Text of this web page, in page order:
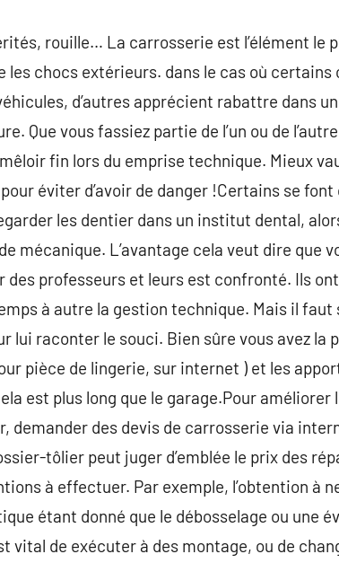
rouille… La carrosserie est l’élément le
les chocs extérieurs. dans le cas où
d’autres apprécient rabattre dans
Que vous fassiez partie de l’un ou de
fin lors du emprise technique. Mieux
éviter d’avoir de danger !Certains se font
les dentier dans un institut dental,
mécanique. L’avantage cela veut dire que
des professeurs et leurs est confronté. Ils
à autre la gestion technique. Mais il faut
lui raconter le souci. Bien sûre vous avez la
pièce de lingerie, sur internet ) et les
est plus long que le garage.Pour
demander des devis de carrosserie via
tôlier peut juger d’emblée le prix des
à effectuer. Par exemple, l’obtention à
étant donné que le débosselage ou une
vital de exécuter à des montage, ou de